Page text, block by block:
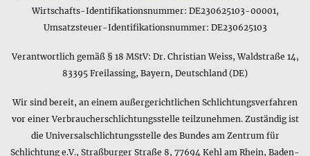
Gibt es eine kurze Zusammenfassung zum Lieferumfang des
Produkts Cognacfarbene Bernsteinsplitter • Babykette?
Datenblatt - diese lautet für das Produkt Cognacfarbene
Bernsteinsplitter • Babykette folgendermaßen: mit
schnellen Überblick gedacht, wobei sie eine genaue
Beschreibung des Lieferumfangs natürlich weiter oben auf
dieser Seite im Bereich zu den Produktdetail finden können.
Wirtschafts-Identifikationsnummer: DE230625103-00001,
Umsatzsteuer-Identifikationsnummer: DE230625103
Verantwortlich gemäß § 18 MStV: Dr. Christian Weiss, Waldstraße 14,
83395 Freilassing, Bayern, Deutschland (DE)
Wir sind bereit, an einem außergerichtlichen Schlichtungsverfahren
vor einer Verbraucherschlichtungsstelle teilzunehmen. Zuständig ist
die Universalschlichtungsstelle des Bundes am Zentrum für
Schlichtung e.V., Straßburger Straße 8, 77694 Kehl am Rhein, Baden-